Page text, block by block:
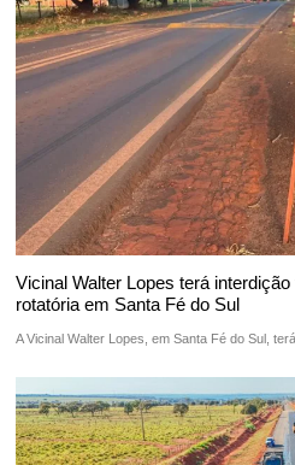
Vicinal Walter Lopes terá
rotatória em Santa Fé do Sul
A Vicinal Walter Lopes, em Santa Fé do Sul,